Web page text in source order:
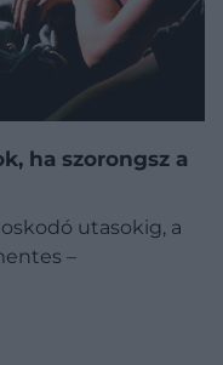
ha szorongsz a
utasokig, a
–